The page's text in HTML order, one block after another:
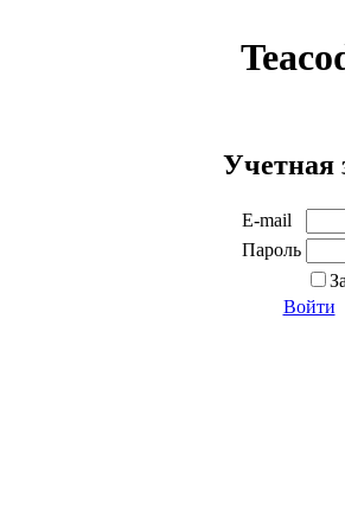
Учетная
E-mail
Пароль
Войти